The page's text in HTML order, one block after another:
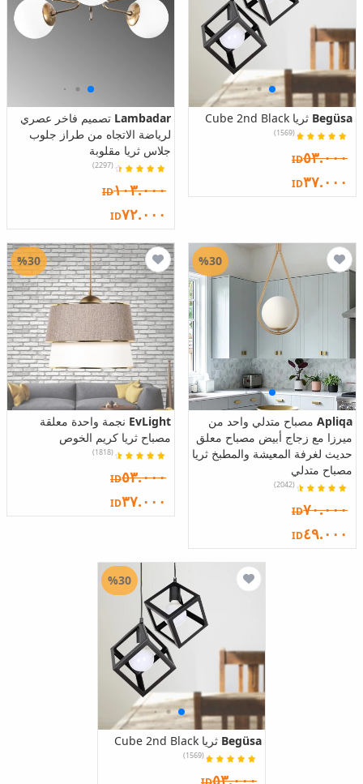
Begüsa ثريا Cube 2nd Black
(1569)
ID٥٣.٠٠٠
ID٣٧.٠٠٠
Lambadar تصميم فاخر عصري
لرياضة الاتجاه من طراز جلوب
جلاس ثريا مقلوبة
(2297)
ID١٠٣.٠٠٠
ID٧٢.٠٠٠
Apliqa مصباح متدلي واحد من
ميرزا مع زجاج أبيض مصباح معلق
حديث لغرفة المعيشة والمطبخ ثريا
مصباح متدلي
(2042)
ID٧٠.٠٠٠
ID٤٩.٠٠٠
%30
EvLight نجمة واحدة معلقة
مصباح ثريا كريم الخوص
(1818)
ID٥٣.٠٠٠
ID٣٧.٠٠٠
%30
Begüsa ثريا Cube 2nd Black
(1569)
٥٣.٠٠٠
%30